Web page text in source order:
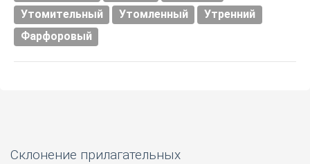
Утомительный
Утомленный
Утренний
Фарфоровый
Склонение прилагательных